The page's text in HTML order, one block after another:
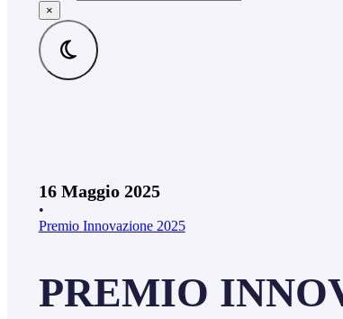
×
16 Maggio 2025
•
Premio Innovazione 2025
PREMIO